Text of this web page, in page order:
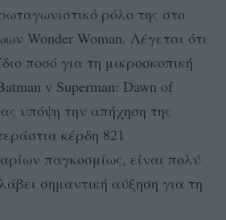
ρόλο της στο
Wonder Woman. Λέγεται ότι
ποσό για τη μικροσκοπική
v Superman: Dawn of
υπόψη την απήχηση της
κέρδη 821
παγκοσμίως, είναι πολύ
σημαντική αύξηση για τη